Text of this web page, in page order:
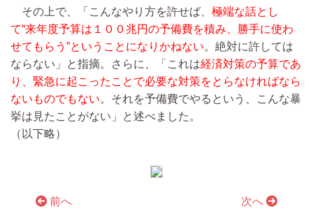
その上で、「こんなやり方を許せば、 極端な話とし
て“来年度予算は１００兆円の予備費を積み、勝手に使わ
せてもらう”ということになりかねない。絶対に許しては
ならない」と指摘。さらに、「これは経済対策の予算であ
り、緊急に起こったことで必要な対策をとらなければなら
ないものでもない。それを予備費でやるという、こんな暴
挙は見たことがない」と述べました。
（以下略）
前へ 次へ